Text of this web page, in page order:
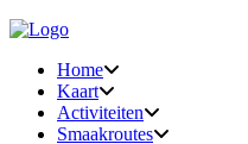
Home
Kaart
Activiteiten
Smaakroutes